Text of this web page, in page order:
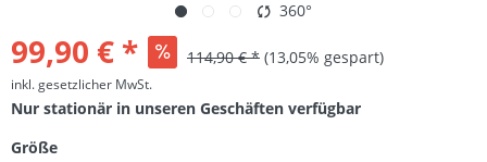
360°
99,90 € * 114,90 € * (13,05% gespart)
inkl. gesetzlicher MwSt.
Nur stationär in unseren Geschäften verfügbar
Größe